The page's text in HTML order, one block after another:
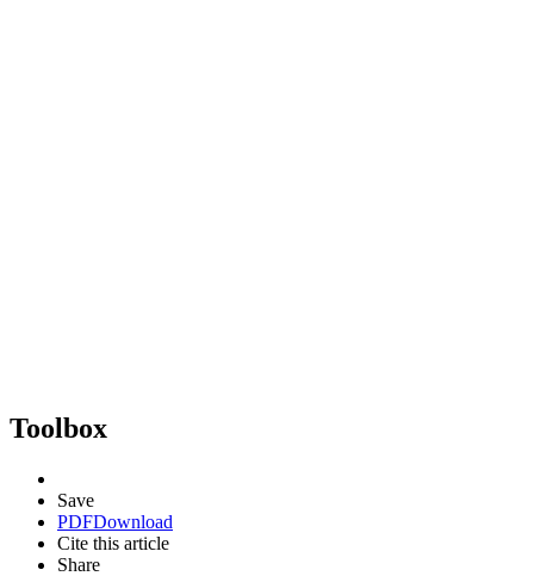
Toolbox
Save
PDFDownload
Cite this article
Share